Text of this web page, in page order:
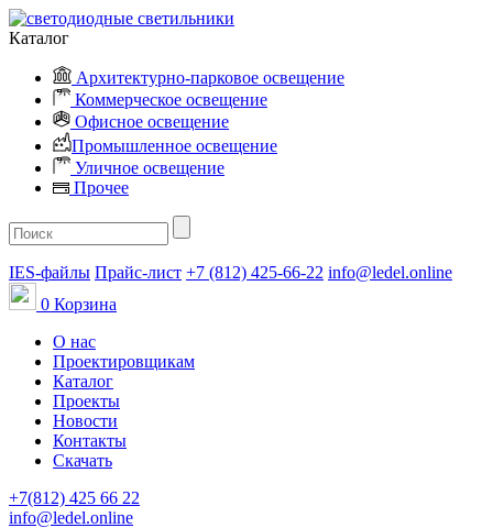
Каталог
Архитектурно-парковое освещение
Коммерческое освещение
Офисное освещение
Промышленное освещение
Уличное освещение
Прочее
IES-файлы Прайс-лист +7 (812) 425-66-22 info@ledel.online
0 Корзина
О нас
Проектировщикам
Каталог
Проекты
Новости
Контакты
Скачать
+7(812) 425 66 22
info@ledel.online